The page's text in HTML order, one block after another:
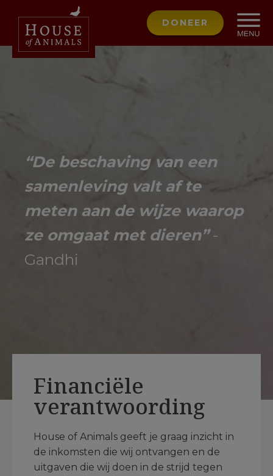
DONEER
“De beschaving van een
samenleving valt af te
meten aan de wijze waarop
ze omgaat met dieren” -
Gandhi
Financiële
verantwoording
House of Animals geeft je graag inzicht in
de inkomsten die wij ontvangen en de
uitgaven die wij doen in de strijd tegen